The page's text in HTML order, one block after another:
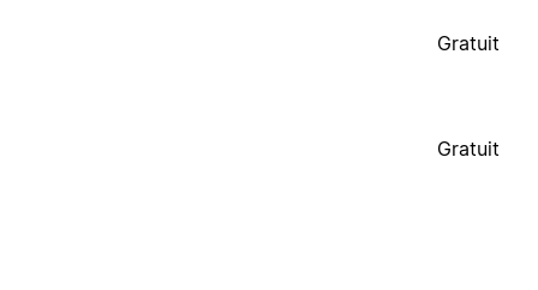
Gratuit
Gratuit